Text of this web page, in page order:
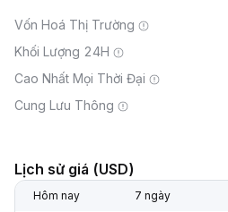
Vốn Hoá Thị Trường
Khối Lượng 24H
Cao Nhất Mọi Thời Đại
Cung Lưu Thông
Lịch sử giá (USD)
Hôm nay 7 ngày